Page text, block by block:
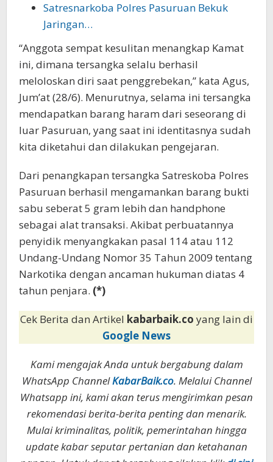
Satresnarkoba Polres Pasuruan Bekuk
Jaringan…
“Anggota sempat kesulitan menangkap Kamat
ini, dimana tersangka selalu berhasil
meloloskan diri saat penggrebekan,” kata Agus,
Jum’at (28/6). Menurutnya, selama ini tersangka
mendapatkan barang haram dari seseorang di
luar Pasuruan, yang saat ini identitasnya sudah
kita diketahui dan dilakukan pengejaran.
Dari penangkapan tersangka Satreskoba Polres
Pasuruan berhasil mengamankan barang bukti
sabu seberat 5 gram lebih dan handphone
sebagai alat transaksi. Akibat perbuatannya
penyidik menyangkakan pasal 114 atau 112
Undang-Undang Nomor 35 Tahun 2009 tentang
Narkotika dengan ancaman hukuman diatas 4
tahun penjara. (*)
Cek Berita dan Artikel kabarbaik.co yang lain di
Google News
Kami mengajak Anda untuk bergabung dalam
WhatsApp ChannelKabarBaik.co. Melalui Channel
Whatsapp ini, kami akan terus mengirimkan pesan
rekomendasi berita-berita penting dan menarik.
Mulai kriminalitas, politik, pemerintahan hingga
update kabar seputar pertanian dan ketahanan